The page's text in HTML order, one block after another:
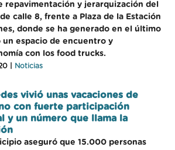
repavimentación y jerarquización del
calle 8, frente a Plaza de la Estación
donde se ha generado en el último
un espacio de encuentro y
con los food trucks.
| Noticias
vivió unas vacaciones de
con fuerte participación
y un número que llama la
aseguró que 15.000 personas